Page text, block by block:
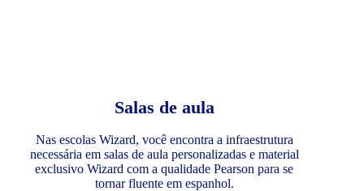
Salas de aula
Nas escolas Wizard, você encontra a infraestrutura
necessária em salas de aula personalizadas e material
exclusivo Wizard com a qualidade Pearson para se
tornar fluente em espanhol.